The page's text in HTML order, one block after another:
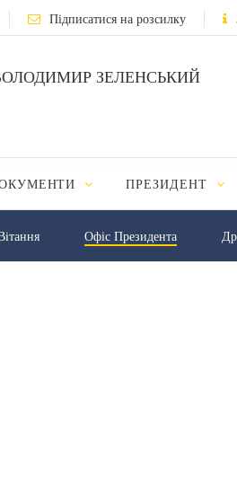
Підписатися на розсилку
ЗЕЛЕНСЬКИЙ
ПРЕЗИДЕНТ
Офіс Президента